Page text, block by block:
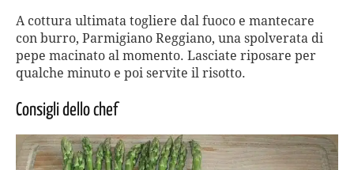
A cottura ultimata togliere dal fuoco e mantecare
con burro, Parmigiano Reggiano, una spolverata di
pepe macinato al momento. Lasciate riposare per
qualche minuto e poi servite il risotto.
Consigli dello chef